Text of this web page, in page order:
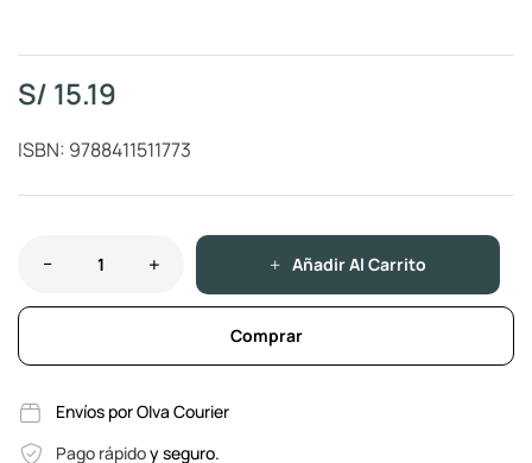
S/ 15.19
ISBN: 9788411511773
Añadir Al Carrito
Comprar
Envíos por Olva Courier
Pago rápidoy seguro.